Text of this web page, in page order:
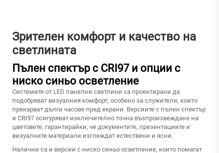
Зрителен комфорт и качество на
светлината
Пълен спектър с CRI97 и опции с
ниско синьо осветление
Системите от LED панелни светлини са проектирани да
подобряват визуалния комфорт, особено за служители, които
прекарват дълги часове пред екрани. Версиите с пълен спектър
и CRI97 осигуряват изключително точна възпроизвеждане на
цветовете, гарантирайки, че документите, презентациите и
визуалните материали изглеждат естествени и ясни.
Налични са и версии с ниско синьо осветление, които помагат